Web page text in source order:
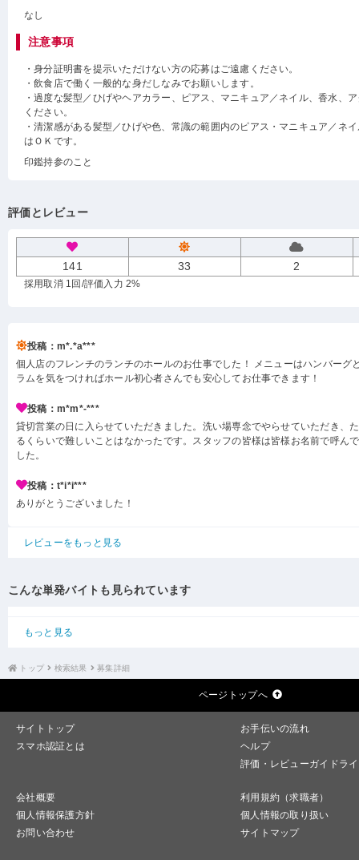
なし
注意事項
・身分証明書を提示いただけない方の応募はご遠慮ください。
・飲食店で働く一般的な身だしなみでお願いします。
・過度な髪型／ひげやヘアカラー、ピアス、マニキュア／ネイル、香水、
ください。
・清潔感がある髪型／ひげや色、常識の範囲内のピアス・マニキュア／ネ
はＯＫです。
印鑑持参のこと
評価とレビュー
141 33 2
採用取消 1回 /評価入力 2%
投稿：m*.*a***
個人店のフレンチのランチのホールのお仕事でした！ メニューはハンバーグ
ラムを気をつければホール初心者さんでも安心してお仕事できます！
投稿：m*m*-***
貸切営業の日に入らせていただきました。洗い場専念でやらせていただき、
るくらいで難しいことはなかったです。スタッフの皆様は皆様お名前で呼ん
した。
投稿：t*i*i***
ありがとうございました！
レビューをもっと見る
こんな単発バイトも見られています
もっと見る
トップ 検索結果 募集詳細
ページトップへ
サイトトップ
お手伝いの流れ
スマホ認証とは
ヘルプ
評価・レビューガイドラ
会社概要
利用規約（求職者）
個人情報保護方針
個人情報の取り扱い
お問い合わせ
サイトマップ